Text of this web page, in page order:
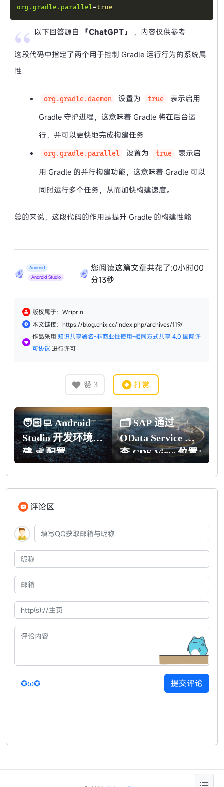
org.gradle.parallel=true
以下回答源自 「ChatGPT」 ，内容仅供参考
这段代码中指定了两个用于控制 Gradle 运行行为的系统属
性
org.gradle.daemon 设置为 true
表示启用
Gradle 守护进程，这意味着 Gradle 将在后台运
行，并可以更快地完成构建任务
org.gradle.parallel 设置为 true
表示启
用 Gradle 的并行构建功能，这意味着 Gradle 可以
同时运行多个任务，从而加快构建速度。
总的来说，这段代码的作用是提升 Gradle 的构建性能
Android
Android Studio
您阅读这篇文章共花了:0小时00
分13秒
版权属于：Wriprin
本文链接：https://blog.cnix.cc/index.php/archives/119/
作品采用 知识共享署名-非商业性使用-相同方式共享 4.0 国际许
可协议 进行许可
赞 3 打赏
🧑🏻‍💻 Android
Studio 开发环境搭
建 & 配置
« 上一篇
🗂️ SAP 通过
OData Service 反
查 CDS View 位置
下一篇 »
评论区
✪ω✪ 提交评论